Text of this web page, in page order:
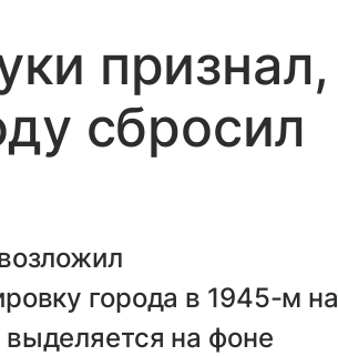
признал,
сбросил
города в 1945-м на
на фоне